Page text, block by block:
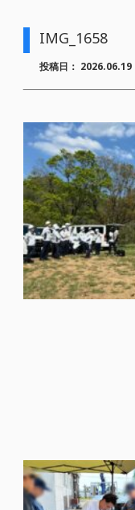
IMG_1658
投稿日： 2026.06.19